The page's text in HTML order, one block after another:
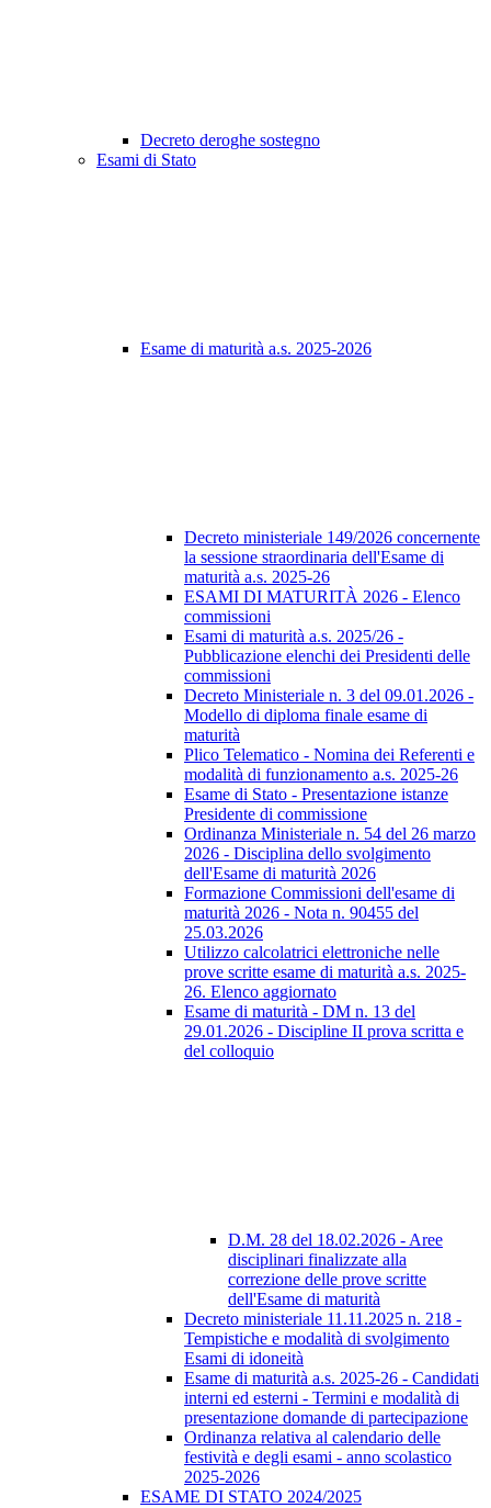
Decreto deroghe sostegno
Esami di Stato
Esame di maturità a.s. 2025-2026
Decreto ministeriale 149/2026 concernente
la sessione straordinaria dell'Esame di
maturità a.s. 2025-26
ESAMI DI MATURITÀ 2026 - Elenco
commissioni
Esami di maturità a.s. 2025/26 -
Pubblicazione elenchi dei Presidenti delle
commissioni
Decreto Ministeriale n. 3 del 09.01.2026 -
Modello di diploma finale esame di
maturità
Plico Telematico - Nomina dei Referenti e
modalità di funzionamento a.s. 2025-26
Esame di Stato - Presentazione istanze
Presidente di commissione
Ordinanza Ministeriale n. 54 del 26 marzo
2026 - Disciplina dello svolgimento
dell'Esame di maturità 2026
Formazione Commissioni dell'esame di
maturità 2026 - Nota n. 90455 del
25.03.2026
Utilizzo calcolatrici elettroniche nelle
prove scritte esame di maturità a.s. 2025-
26. Elenco aggiornato
Esame di maturità - DM n. 13 del
29.01.2026 - Discipline II prova scritta e
del colloquio
D.M. 28 del 18.02.2026 - Aree
disciplinari finalizzate alla
correzione delle prove scritte
dell'Esame di maturità
Decreto ministeriale 11.11.2025 n. 218 -
Tempistiche e modalità di svolgimento
Esami di idoneità
Esame di maturità a.s. 2025-26 - Candidati
interni ed esterni - Termini e modalità di
presentazione domande di partecipazione
Ordinanza relativa al calendario delle
festività e degli esami - anno scolastico
2025-2026
ESAME DI STATO 2024/2025